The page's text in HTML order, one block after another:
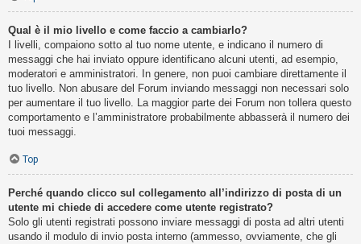
Qual è il mio livello e come faccio a cambiarlo?
I livelli, compaiono sotto al tuo nome utente, e indicano il numero di
messaggi che hai inviato oppure identificano alcuni utenti, ad esempio,
moderatori e amministratori. In genere, non puoi cambiare direttamente il
tuo livello. Non abusare del Forum inviando messaggi non necessari solo
per aumentare il tuo livello. La maggior parte dei Forum non tollera questo
comportamento e l’amministratore probabilmente abbasserà il numero dei
tuoi messaggi.
Top
Perché quando clicco sul collegamento all’indirizzo di posta di un
utente mi chiede di accedere come utente registrato?
Solo gli utenti registrati possono inviare messaggi di posta ad altri utenti
usando il modulo di invio posta interno (ammesso, ovviamente, che gli